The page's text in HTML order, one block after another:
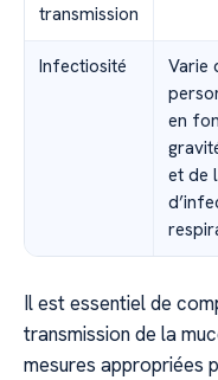
transmission
Infectiosité
Varie
en
et de
Il est essentiel de
transmission de la
mesures appropriées